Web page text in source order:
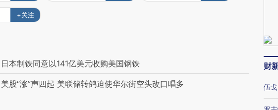
+关注
本制铁同意以141亿美元收购美国钢铁
股“涨”声四起 美联储转鸽迫使华尔街空头改口唱多
财
伍戈